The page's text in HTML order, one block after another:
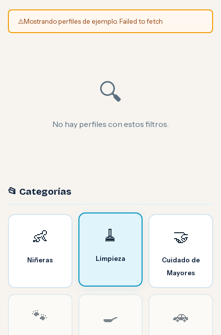
⚠️Mostrando perfiles de ejemplo. Failed to fetch
🔍
No hay perfiles con estos filtros.
📂 Categorías
👶
Niñeras
🧹
Limpieza
🤝
Cuidado de
Mayores
🐾 🍳 🚗